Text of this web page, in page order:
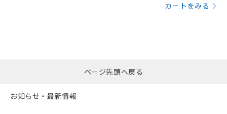
カートをみる
ページ先頭へ戻る
お知らせ・最新情報